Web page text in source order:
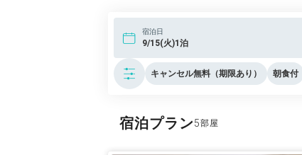
宿泊日
9/15(火)1泊
キャンセル無料（期限あり） 朝食付
宿泊プラン5